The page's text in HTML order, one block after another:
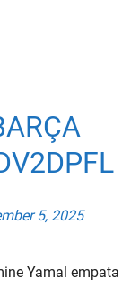
5, 2025
Yamal